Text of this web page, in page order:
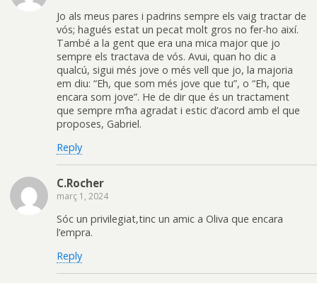
Jo als meus pares i padrins sempre els vaig tractar de
vós; hagués estat un pecat molt gros no fer-ho així.
També a la gent que era una mica major que jo
sempre els tractava de vós. Avui, quan ho dic a
qualcú, sigui més jove o més vell que jo, la majoria
em diu: “Eh, que som més jove que tu”, o “Eh, que
encara som jove”. He de dir que és un tractament
que sempre m’ha agradat i estic d’acord amb el que
proposes, Gabriel.
Reply
C.Rocher
març 1, 2024
Sóc un privilegiat,tinc un amic a Oliva que encara
l’empra.
Reply